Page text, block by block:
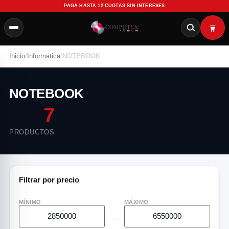
PAGA HASTA 12 CUOTAS SIN INTERESES
Inicio/ Informatica/ NOTEBOOK
NOTEBOOK
7
PRODUCTOS
Filtrar por precio
MÍNIMO
—
MÁXIMO